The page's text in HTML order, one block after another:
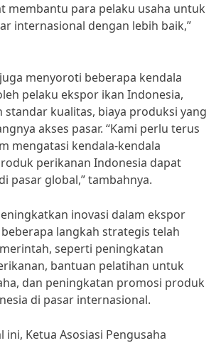
membantu para pelaku usaha untuk
internasional dengan lebih baik,”
menyoroti beberapa kendala
pelaku ekspor ikan Indonesia,
standar kualitas, biaya produksi yang
akses pasar. “Kami perlu terus
mengatasi kendala-kendala
perikanan Indonesia dapat
pasar global,” tambahnya.
inovasi dalam ekspor
langkah strategis telah
seperti peningkatan
bantuan pelatihan untuk
dan peningkatan promosi produk
di pasar internasional.
ini, Ketua Asosiasi Pengusaha